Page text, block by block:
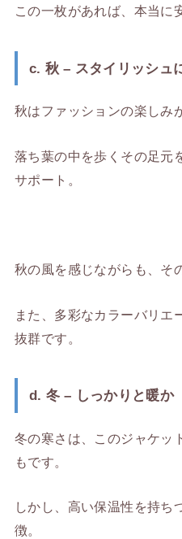
この一枚があれば、本当に
c. 秋 – スタイリッシュ
秋はファッションの楽しみ
落ち葉の中を歩くその足元
サポート。
秋の風を感じながらも、そ
また、多彩なカラーバリエ
抜群です。
d. 冬 – しっかりと暖か
冬の寒さは、このジャケッ
もです。
しかし、高い保温性を持ち
徴。